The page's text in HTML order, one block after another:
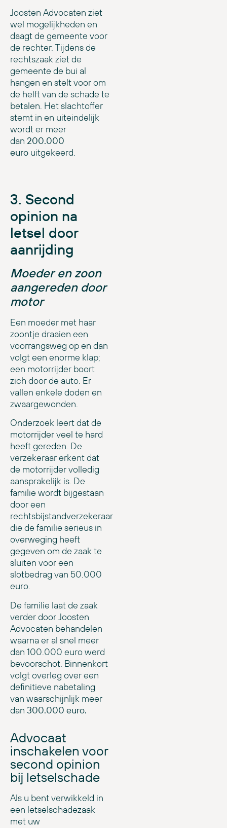
Joosten Advocaten ziet
wel mogelijkheden en
daagt de gemeente voor
de rechter. Tijdens de
rechtszaak ziet de
gemeente de bui al
hangen en stelt voor om
de helft van de schade te
betalen. Het slachtoffer
stemt in en uiteindelijk
wordt er meer
dan 200.000
euro uitgekeerd.
3. Second
opinion na
letsel door
aanrijding
Moeder en zoon
aangereden door
motor
Een moeder met haar
zoontje draaien een
voorrangsweg op en dan
volgt een enorme klap;
een motorrijder boort
zich door de auto. Er
vallen enkele doden en
zwaargewonden.
Onderzoek leert dat de
motorrijder veel te hard
heeft gereden. De
verzekeraar erkent dat
de motorrijder volledig
aansprakelijk is. De
familie wordt bijgestaan
door een
rechtsbijstandverzekeraar
die de familie serieus in
overweging heeft
gegeven om de zaak te
sluiten voor een
slotbedrag van 50.000
euro.
De familie laat de zaak
verder door Joosten
Advocaten behandelen
waarna er al snel meer
dan 100.000 euro werd
bevoorschot. Binnenkort
volgt overleg over een
definitieve nabetaling
van waarschijnlijk meer
dan 300.000 euro.
Advocaat
inschakelen voor
second opinion
bij letselschade
Als u bent verwikkeld in
een letselschadezaak
met uw